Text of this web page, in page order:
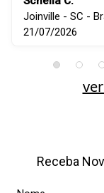
Joinville - SC -
21/07/2026
Receba